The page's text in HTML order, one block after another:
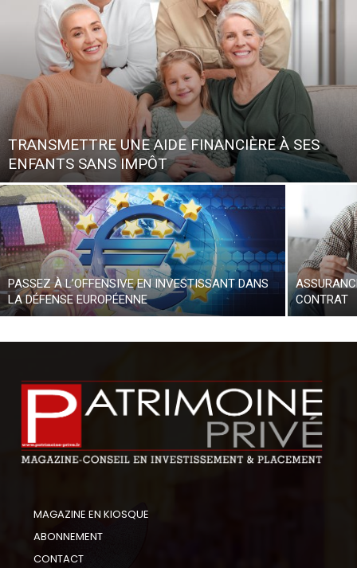
TRANSMETTRE UNE AIDE FINANCIÈRE À SES
ENFANTS SANS IMPÔT
PASSEZ À L’OFFENSIVE EN INVESTISSANT DANS
LA DÉFENSE EUROPÉENNE
CONTRAT
MAGAZINE EN KIOSQUE
ABONNEMENT
CONTACT